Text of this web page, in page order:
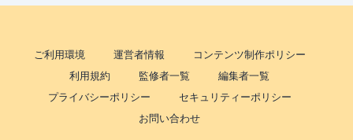
ご利用環境 運営者情報
コンテンツ制作ポリシー
利用規約
監修者一覧
編集者一覧
プライバシーポリシー
セキュリティーポリシー
お問い合わせ